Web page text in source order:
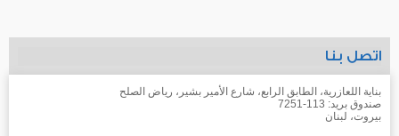
اتصل بنا
بناية اللعازرية، الطابق الرابع، شارع الأمير بشير، رياض الصلح
صندوق بريد: 113-7251
بيروت، لبنان